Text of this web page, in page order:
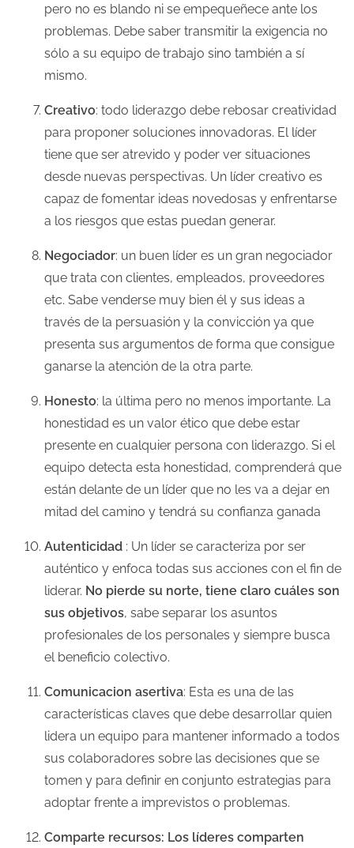
pero no es blando ni se empequeñece ante los
problemas. Debe saber transmitir la exigencia no
sólo a su equipo de trabajo sino también a sí
mismo.
Creativo: todo liderazgo debe rebosar creatividad
para proponer soluciones innovadoras. El líder
tiene que ser atrevido y poder ver situaciones
desde nuevas perspectivas. Un líder creativo es
capaz de fomentar ideas novedosas y enfrentarse
a los riesgos que estas puedan generar.
Negociador: un buen líder es un gran negociador
que trata con clientes, empleados, proveedores
etc. Sabe venderse muy bien él y sus ideas a
través de la persuasión y la convicción ya que
presenta sus argumentos de forma que consigue
ganarse la atención de la otra parte.
Honesto: la última pero no menos importante. La
honestidad es un valor ético que debe estar
presente en cualquier persona con liderazgo. Si el
equipo detecta esta honestidad, comprenderá que
están delante de un líder que no les va a dejar en
mitad del camino y tendrá su confianza ganada
Autenticidad : Un líder se caracteriza por ser
auténtico y enfoca todas sus acciones con el fin de
liderar. No pierde su norte, tiene claro cuáles son
sus objetivos, sabe separar los asuntos
profesionales de los personales y siempre busca
el beneficio colectivo.
Comunicacion asertiva: Esta es una de las
características claves que debe desarrollar quien
lidera un equipo para mantener informado a todos
sus colaboradores sobre las decisiones que se
tomen y para definir en conjunto estrategias para
adoptar frente a imprevistos o problemas.
Comparte recursos: Los líderes comparten